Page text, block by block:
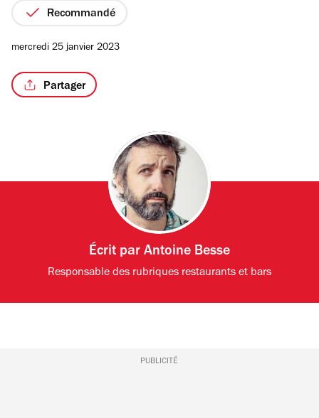
Recommandé
mercredi 25 janvier 2023
Partager
Écrit par Antoine Besse
Responsable des rubriques restaurants et bars
PUBLICITÉ